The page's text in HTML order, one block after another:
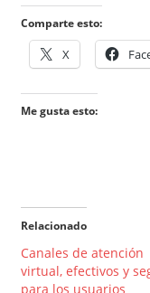
Comparte esto:
X
Me gusta esto:
Relacionado
Canales de atención
virtual, efectivos y
para los usuarios